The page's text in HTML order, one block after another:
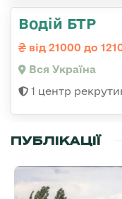
Водій БТР
від 21000 до
Вся Україна
1 центр
ПУБЛІКАЦІЇ